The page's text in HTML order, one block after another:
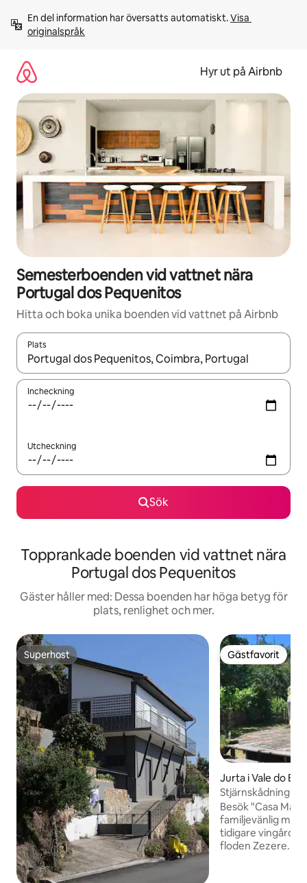
innehåll
En del information har översatts automatiskt. Visa
originalspråk
Hyr ut på Airbnb
Semesterboenden vid vattnet nära
Portugal dos Pequenitos
Hitta och boka unika boenden vid vattnet på Airbnb
Plats
När resultaten är tillgängliga kan du navigera med upp- och
Incheckning
Utcheckning
Sök
Topprankade boenden vid vattnet nära
Portugal dos Pequenitos
Gäster håller med: Dessa boenden har höga betyg för
plats, renlighet och mer.
Superhost
Superhost Gästfavorit
Gästfavorit
Jurta i Vale do
gao grande
Stjärnskådning
elnätet & vedspis
Besök "Casa
familjevänlig miljö
tidigare vingård
floden Zezere.